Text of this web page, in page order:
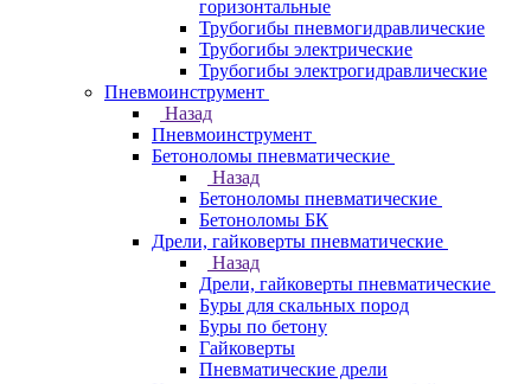
горизонтальные
Трубогибы пневмогидравлические
Трубогибы электрические
Трубогибы электрогидравлические
Пневмоинструмент
Назад
Пневмоинструмент
Бетоноломы пневматические
Назад
Бетоноломы пневматические
Бетоноломы БК
Дрели, гайковерты пневматические
Назад
Дрели, гайковерты пневматические
Буры для скальных пород
Буры по бетону
Гайковерты
Пневматические дрели